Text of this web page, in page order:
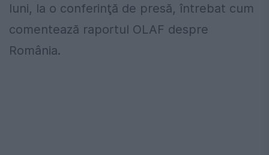
luni, la o conferinţă de presă, întrebat cum
comentează raportul OLAF despre
România.